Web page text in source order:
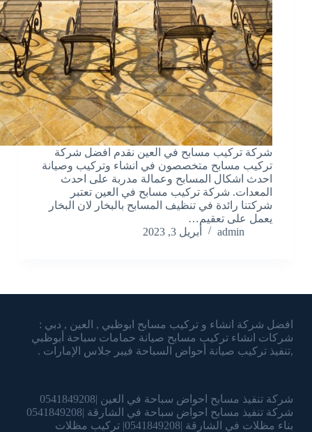
شركة تركيب مسابح في العين نقدم افضل شركة
تركيب مسابح متخصصون في انشاء وتركيب وصيانة
احدث اشكال المسابح وعمالة مدربة على احدث
المعدات. شركة تركيب مسابح في العين تعتبر
شركتنا رائدة في تنظيف المسابح بالبخار لان البخار
يعمل على تعقيم…
admin
أبريل 3, 2023
افضل شركة انشاء و تركيب مسابح ابوظبي , العين , دبي :
شركات انشاء تركيب مسابح صيانة حمامات سباحة أبوظبي
,تنفيذ تركيب صيانة أحواض السباحة فيبر جلاس الإمارات .
شركة تنفيذ مسابح احواض سباحة في العين |0541849208
شركة تنفيذ مسابح احواض سباحة في الشارقة |0541849208
بناء مظلات في الشارقة |0541849208| تركيب مظلات